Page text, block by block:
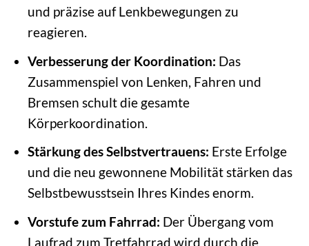
und präzise auf Lenkbewegungen zu
reagieren.
Verbesserung der Koordination: Das
Zusammenspiel von Lenken, Fahren und
Bremsen schult die gesamte
Körperkoordination.
Stärkung des Selbstvertrauens: Erste Erfolge
und die neu gewonnene Mobilität stärken das
Selbstbewusstsein Ihres Kindes enorm.
Vorstufe zum Fahrrad: Der Übergang vom
Laufrad zum Tretfahrrad wird durch die